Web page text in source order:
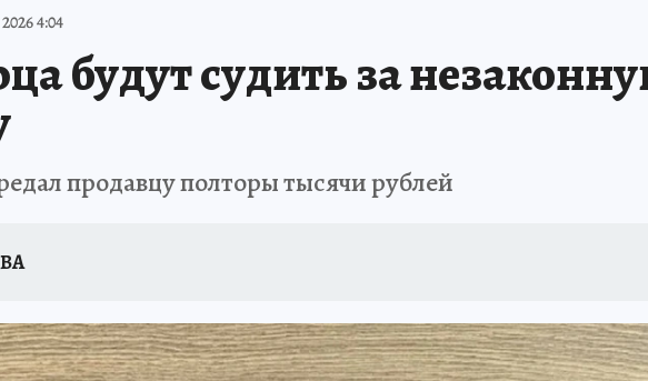
ЗАПОВЕДНАЯ РОССИЯ
4:04
будут судить за
продавцу полторы тысячи рублей